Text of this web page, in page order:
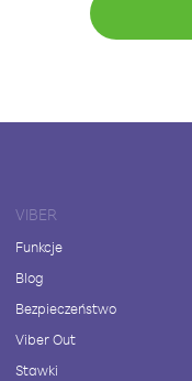
VIBER
Funkcje
Blog
Bezpieczeństwo
Viber Out
Stawki